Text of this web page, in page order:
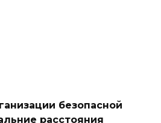
безопасной
расстояния